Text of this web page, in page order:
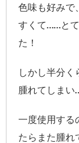
色味も好みで
すくて……と
た！
しかし半分く
腫れてしまい
一度使用する
たらまた腫